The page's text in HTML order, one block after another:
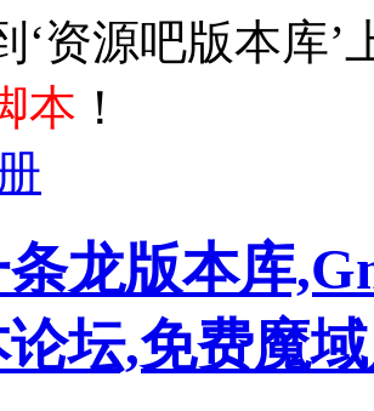
‘资源吧版本库
本 ！
龙版本库
坛,免费魔